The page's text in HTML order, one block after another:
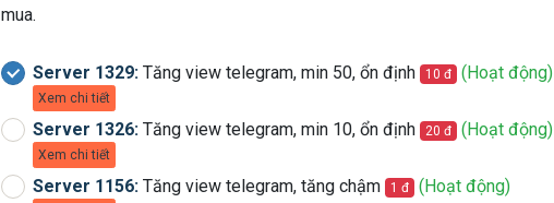
mua.
Server 1329: Tăng view telegram, min 50, ổn định 10 đ (Hoạt động)
Xem chi tiết
Server 1326: Tăng view telegram, min 10, ổn định 20 đ (Hoạt động)
Xem chi tiết
Server 1156: Tăng view telegram, tăng chậm 1 đ (Hoạt động)